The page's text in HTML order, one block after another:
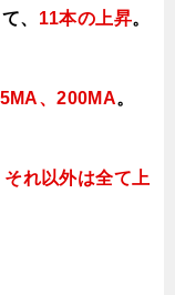
、 11本の上昇。
、200MA。
れ以外は全て上